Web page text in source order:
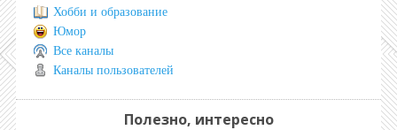
Хобби и образование
Юмор
Все каналы
Каналы пользователей
Полезно, интересно